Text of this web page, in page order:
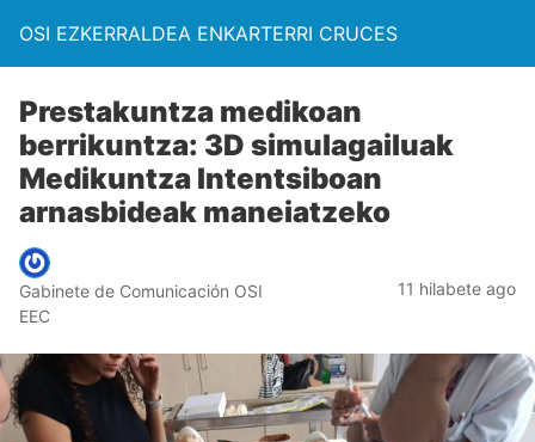
OSI EZKERRALDEA ENKARTERRI CRUCES
Prestakuntza medikoan
berrikuntza: 3D simulagailuak
Medikuntza Intentsiboan
arnasbideak maneiatzeko
Gabinete de Comunicación OSI
EEC
11 hilabete ago